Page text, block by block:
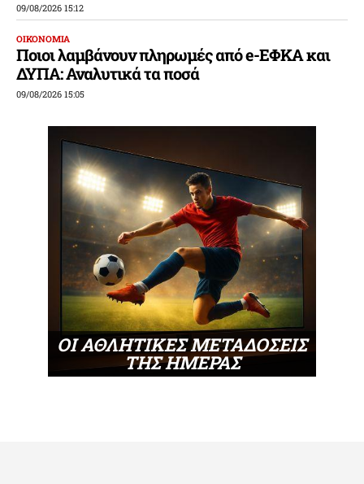
09/08/2026 15:12
ΟΙΚΟΝΟΜΙΑ
Ποιοι λαμβάνουν πληρωμές από e-ΕΦΚΑ και
ΔΥΠΑ: Αναλυτικά τα ποσά
09/08/2026 15:05
ΟΙ ΑΘΛΗΤΙΚΕΣ ΜΕΤΑΔΟΣΕΙΣ
ΤΗΣ ΗΜΕΡΑΣ